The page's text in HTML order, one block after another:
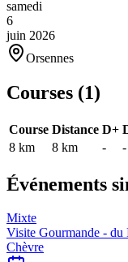
samedi
6
juin 2026
Orsennes
Courses (1)
Course Distance D+
8 km
8 km - -
Événements
Mixte
Visite Gourmande - du
Chèvre